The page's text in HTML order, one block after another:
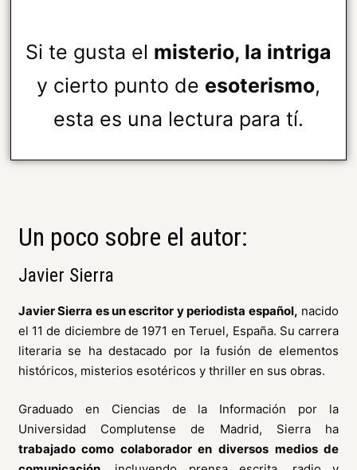
Si te gusta el misterio, la intriga
y cierto punto de esoterismo,
esta es una lectura para tí.
Un poco sobre el autor:
Javier Sierra
Javier Sierra es un escritor y periodista español, nacido
el 11 de diciembre de 1971 en Teruel, España. Su carrera
literaria se ha destacado por la fusión de elementos
históricos, misterios esotéricos y thriller en sus obras.
Graduado en Ciencias de la Información por la
Universidad Complutense de Madrid, Sierra ha
trabajado como colaborador en diversos medios de